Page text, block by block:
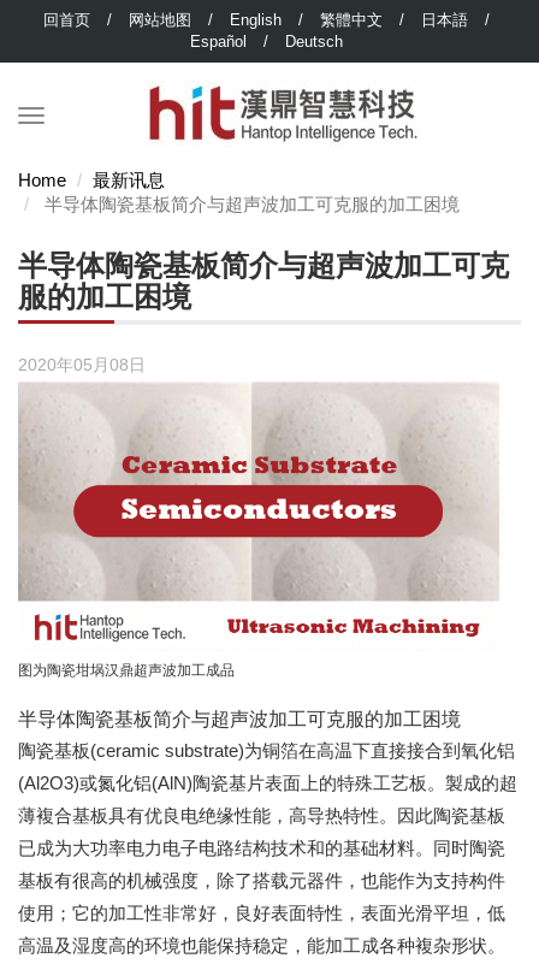
回首页 / 网站地图 / English / 繁體中文 / 日本語
/
Español
/ Deutsch
Home
最新讯息
半导体陶瓷基板简介与超声波加工可克服的加工困境
半导体陶瓷基板简介与超声波加工可克
服的加工困境
2020年05月08日
图为陶瓷坩埚汉鼎超声波加工成品
半导体陶瓷基板简介与超声波加工可克服的加工困境
陶瓷基板(ceramic substrate)为铜箔在高温下直接接合到氧化铝
(Al2O3)或氮化铝(AlN)陶瓷基片表面上的特殊工艺板。製成的超
薄複合基板具有优良电绝缘性能，高导热特性。因此陶瓷基板
已成为大功率电力电子电路结构技术和的基础材料。同时陶瓷
基板有很高的机械强度，除了搭载元器件，也能作为支持构件
使用；它的加工性非常好，良好表面特性，表面光滑平坦，低
高温及湿度高的环境也能保持稳定，能加工成各种複杂形状。